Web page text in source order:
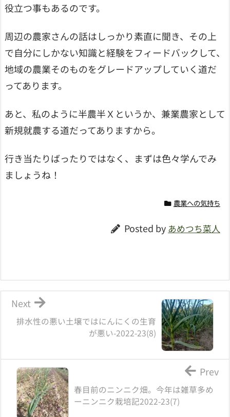
役立つ事もあるのです。
周辺の農家さんの話はしっかり素直に聞き、その上
で自分にしかない知識と経験をフィードバックして、
地域の農業そのものをグレードアップしていく道だ
ってあります。
あと、私のように半農半Ｘというか、兼業農家として
新規就農する道だってありますから。
行き当たりばったりではなく、まずは色々学んでみ
ましょうね！
農業への気持ち
Posted by あめつち菜人
排水性の悪い土壌ではにんにくの生育
が悪い-2022-23(8)
Next
春目前のニンニク畑。今年は雑草多め
ーニンニク栽培記2022-23(7)
Prev